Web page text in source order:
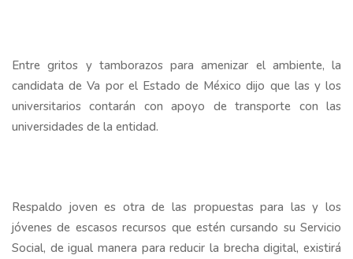
Entre gritos y tamborazos para amenizar el ambiente, la
candidata de Va por el Estado de México dijo que las y los
universitarios contarán con apoyo de transporte con las
universidades de la entidad.
Respaldo joven es otra de las propuestas para las y los
jóvenes de escasos recursos que estén cursando su Servicio
Social, de igual manera para reducir la brecha digital, existirá